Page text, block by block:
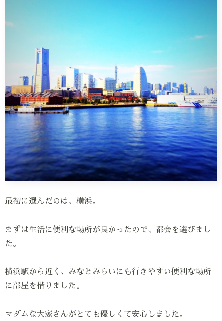
最初に選んだのは、横浜。
まずは生活に便利な場所が良かったので、都会を選びまし
た。
横浜駅から近く、みなとみらいにも行きやすい便利な場所
に部屋を借りました。
マダムな大家さんがとても優しくて安心しました。